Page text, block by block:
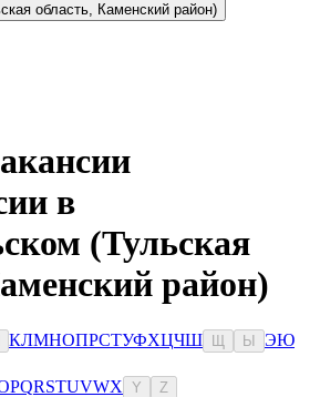
область, Каменский район)
в
(Тульская
район)
КЛМНОПРСТУФХЦЧШ Ы ЭЮ
PQRSTUVWX Y Z